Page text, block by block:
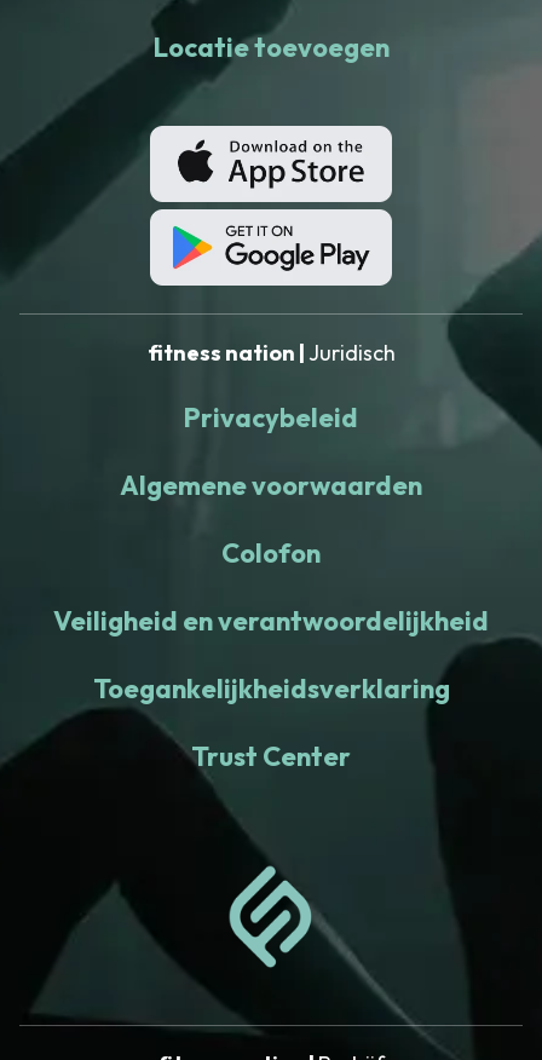
Locatie toevoegen
fitness nation | Juridisch
Privacybeleid
Algemene voorwaarden
Colofon
Veiligheid en verantwoordelijkheid
Toegankelijkheidsverklaring
Trust Center